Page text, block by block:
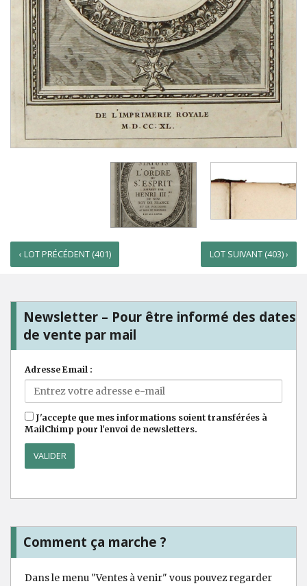
‹ LOT PRÉCÉDENT (401) LOT SUIVANT (403) ›
Newsletter – Pour être informé des dates
de vente par mail
Adresse Email :
J'accepte que mes informations soient transférées à
MailChimp pour l'envoi de newsletters.
Comment ça marche ?
Dans le menu "Ventes à venir" vous pouvez regarder